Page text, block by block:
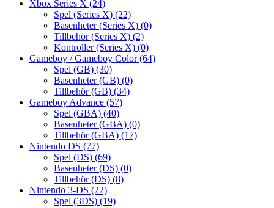
Xbox Series X (24)
Spel (Series X) (22)
Basenheter (Series X) (0)
Tillbehör (Series X) (2)
Kontroller (Series X) (0)
Gameboy / Gameboy Color(64)
Spel (GB) (30)
Basenheter (GB) (0)
Tillbehör (GB) (34)
Gameboy Advance (57)
Spel (GBA) (40)
Basenheter (GBA) (0)
Tillbehör (GBA) (17)
Nintendo DS (77)
Spel (DS) (69)
Basenheter (DS) (0)
Tillbehör (DS) (8)
Nintendo 3-DS (22)
Spel (3DS) (19)